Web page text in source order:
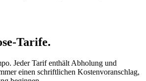
Tarife.
Jeder Tarif enthält Abholung und
einen schriftlichen Kostenvoranschlag,